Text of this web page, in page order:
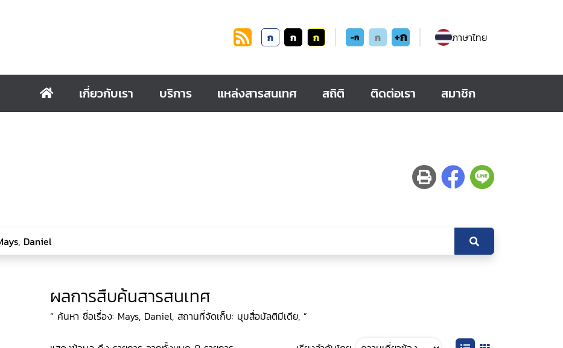
ก ก ก -ก ก +ก ภาษาไทย
เกี่ยวกับเรา บริการ แหล่งสารสนเทศ สถิติ ติดต่อเรา สมาชิก
ผลการสืบค้นสารสนเทศ
“ ค้นหา ชื่อเรื่อง: Mays, Daniel, สถานที่จัดเก็บ: มุมสื่อมัลติมีเดีย, ”